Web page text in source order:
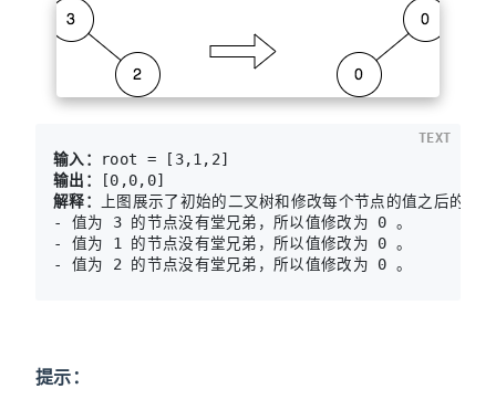
输入：
输出：
解释：
上图展示了初始的二叉树和修改每个节点的值之后的二
- 值为 3 的节点没有堂兄弟，所以值修改为 0 。
- 值为 1 的节点没有堂兄弟，所以值修改为 0 。
TEXT
提示：